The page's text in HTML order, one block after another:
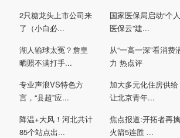
2只糖龙头上市公司来
了（小白必...
国家医保局启动“个人
医保云”建...
湖人输球太冤？詹皇
晒照不满打手...
从“一高一深”看消费
力 热点评
专业声浪VS特色方
言，“县超”应...
加大多元化住房供给
让北京青年...
降温+大风！河北共计
85个站点出...
焦点报道:开拓者再擒
火箭5连胜 ...